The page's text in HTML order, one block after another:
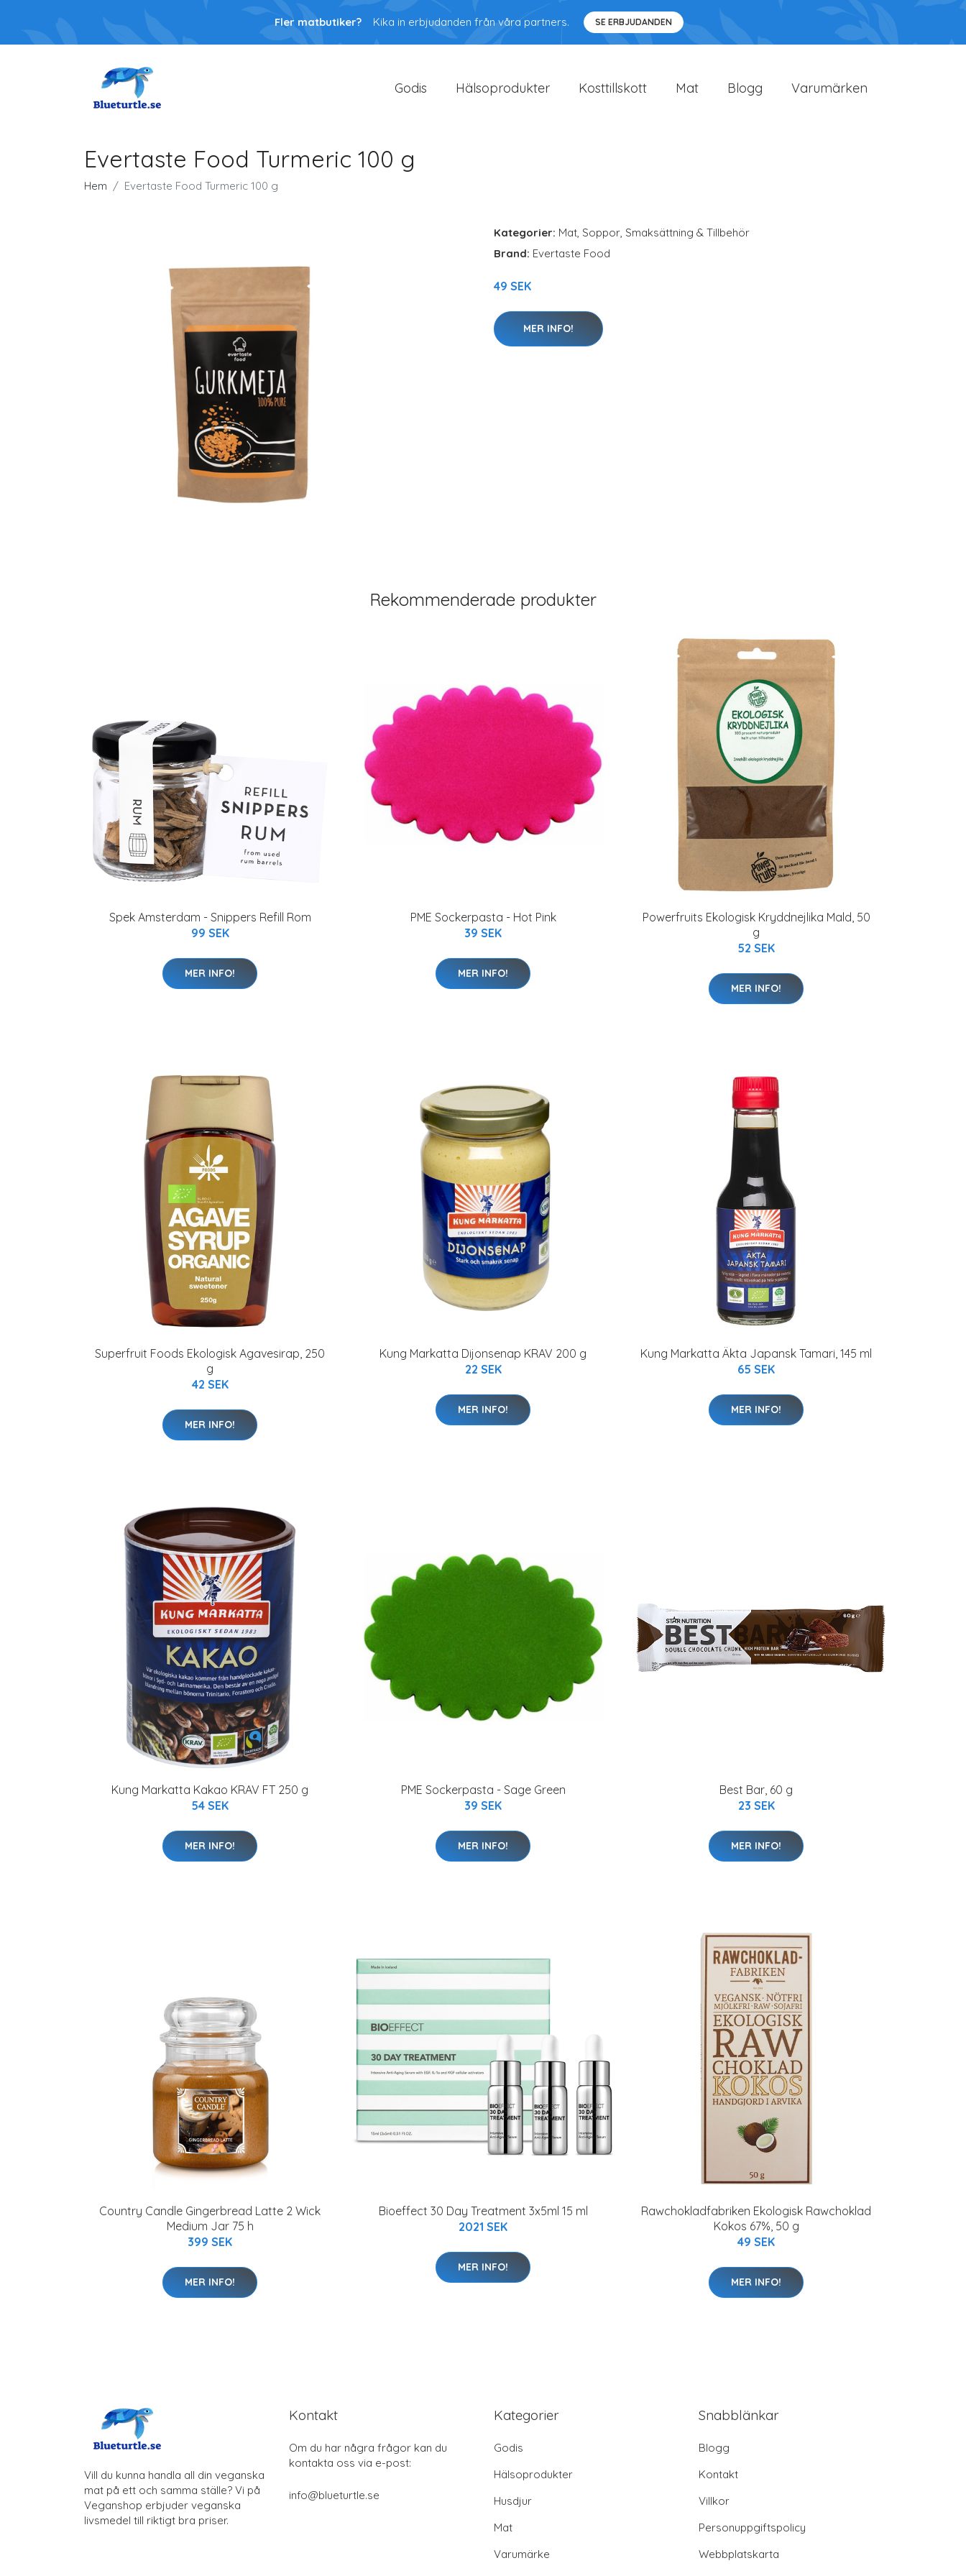
Fler matbutiker? Kika in erbjudanden från våra partners. SE ERBJUDANDEN
Godis Hälsoprodukter Kosttillskott Mat Blogg Varumärken
Evertaste Food Turmeric 100 g
Hem Evertaste Food Turmeric 100 g
Kategorier: Mat, Soppor, Smaksättning & Tillbehör
Brand: Evertaste Food
49 SEK
MER INFO!
Rekommenderade produkter
Spek Amsterdam - Snippers Refill Rom
99 SEK
MER INFO!
PME Sockerpasta - Hot Pink
39 SEK
MER INFO!
Powerfruits Ekologisk Kryddnejlika Mald, 50
g
52 SEK
MER INFO!
Superfruit Foods Ekologisk Agavesirap, 250
g
42 SEK
MER INFO!
Kung Markatta Dijonsenap KRAV 200 g
22 SEK
MER INFO!
Kung Markatta Äkta Japansk Tamari, 145 ml
65 SEK
MER INFO!
Kung Markatta Kakao KRAV FT 250 g
54 SEK
MER INFO!
PME Sockerpasta - Sage Green
39 SEK
MER INFO!
Best Bar, 60 g
23 SEK
MER INFO!
Country Candle Gingerbread Latte 2 Wick
Medium Jar 75 h
399 SEK
MER INFO!
Bioeffect 30 Day Treatment 3x5ml 15 ml
2021 SEK
MER INFO!
Rawchokladfabriken Ekologisk Rawchoklad
Kokos 67%, 50 g
49 SEK
MER INFO!
Vill du kunna handla all din veganska
mat på ett och samma ställe? Vi på
Veganshop erbjuder veganska
livsmedel till riktigt bra priser.
Kontakt
Om du har några frågor kan du
kontakta oss via e-post:
info@blueturtle.se
Kategorier
Godis
Hälsoprodukter
Husdjur
Mat
Varumärke
Snabblänkar
Blogg
Kontakt
Villkor
Personuppgiftspolicy
Webbplatskarta